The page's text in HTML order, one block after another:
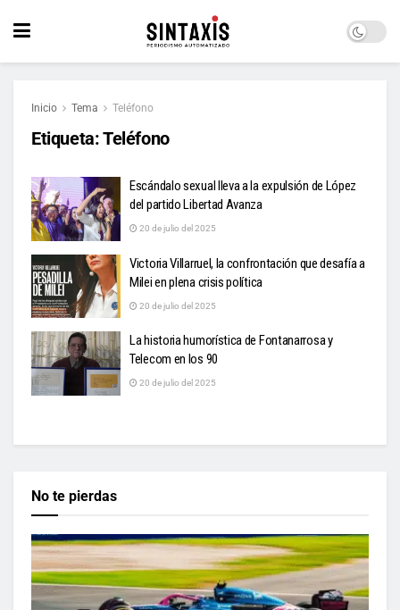
Inicio Tema Teléfono
Etiqueta:Teléfono
Escándalo sexual lleva a la expulsión de López
del partido Libertad Avanza
20 de julio del 2025
Victoria Villarruel, la confrontación que desafía a
Milei en plena crisis política
20 de julio del 2025
La historia humorística de Fontanarrosa y
Telecom en los 90
20 de julio del 2025
No te pierdas